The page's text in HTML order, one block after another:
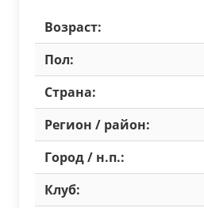
Возраст:
Пол:
Страна:
Регион / район:
Город / н.п.:
Клуб: